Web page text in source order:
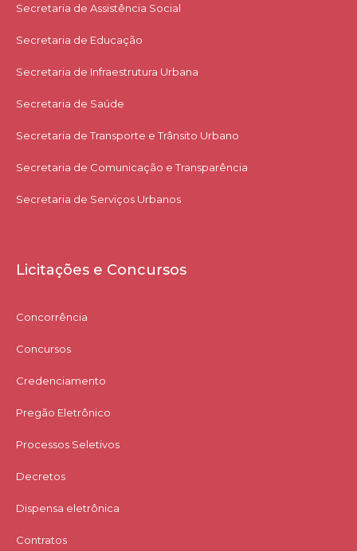
Secretaria de Assistência Social
Secretaria de Educação
Secretaria de Infraestrutura Urbana
Secretaria de Saúde
Secretaria de Transporte e Trânsito Urbano
Secretaria de Comunicação e Transparência
Secretaria de Serviços Urbanos
Licitações e Concursos
Concorrência
Concursos
Credenciamento
Pregão Eletrônico
Processos Seletivos
Decretos
Dispensa eletrônica
Contratos